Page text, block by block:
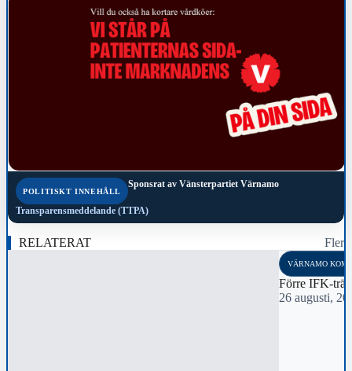
POLITISKT INNEHÅLL
Sponsrat av Vänsterpartiet Värnamo
Transparensmeddelande (TTPA)
RELATERAT Fler
VÄRNAMO
Förre IFK-
26 augusti,